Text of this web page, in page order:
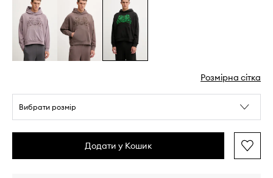
Розмірна сітка
Вибрати розмір
Додати у Кошик